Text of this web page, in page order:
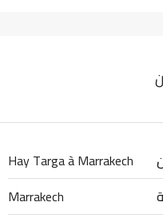
Hay Targa à Marrakech
Marrakech